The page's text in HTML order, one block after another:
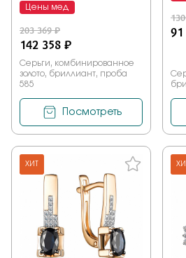
Цены мед
203 369 ₽
142 358 ₽
Серьги, комбинированное
золото, бриллиант, проба
585
Посмотреть
ХИТ ХИТ